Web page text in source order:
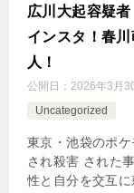
広川大起容疑
インスタ！春
人！
公開日： 2026年3月
Uncategorized
東京・池袋のポ
され殺害 された
性と自分を交互